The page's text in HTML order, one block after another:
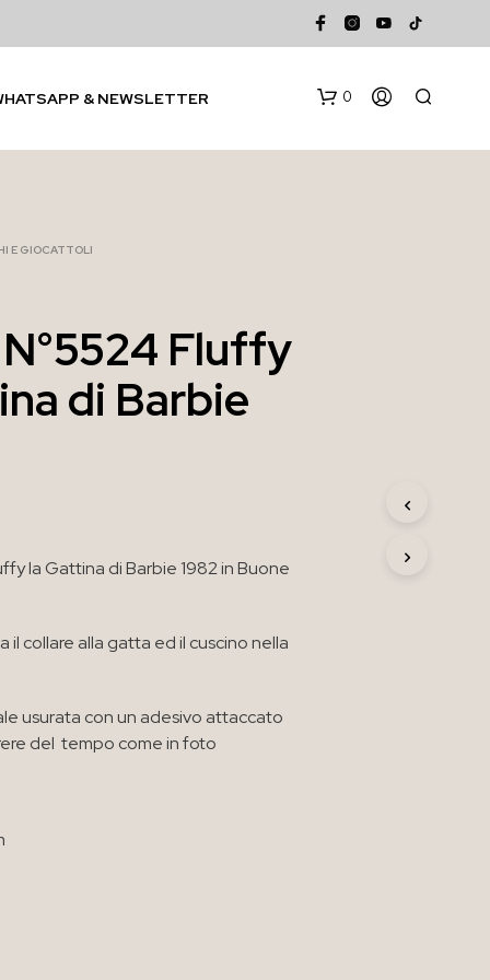
& NEWSLETTER 0
E GIOCATTOLI
Fluffy
di Barbie
la Gattina di Barbie 1982 in Buone
il collare alla gatta ed il cuscino nella
usurata con un adesivo attaccato
del tempo come in foto